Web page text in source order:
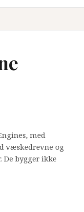
med
væskedrevne og
bygger ikke